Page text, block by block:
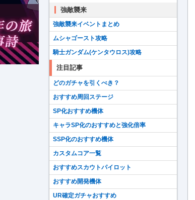
強敵襲来
強敵襲来イベントまとめ
ムシャゴースト攻略
騎士ガンダム(ケンタウロス)攻略
注目記事
どのガチャを引くべき？
おすすめ周回ステージ
SP化おすすめ機体
キャラSP化のおすすめと強化倍率
SSP化のおすすめ機体
カスタムコア一覧
おすすめスカウトパイロット
おすすめ開発機体
UR確定ガチャおすすめ